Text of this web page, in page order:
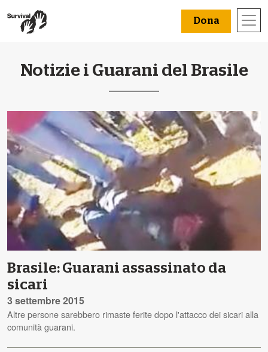
Dona
Notizie i Guarani del Brasile
Brasile: Guarani assassinato da
sicari
3 settembre 2015
Altre persone sarebbero rimaste ferite dopo l'attacco dei sicari alla
comunità guarani.